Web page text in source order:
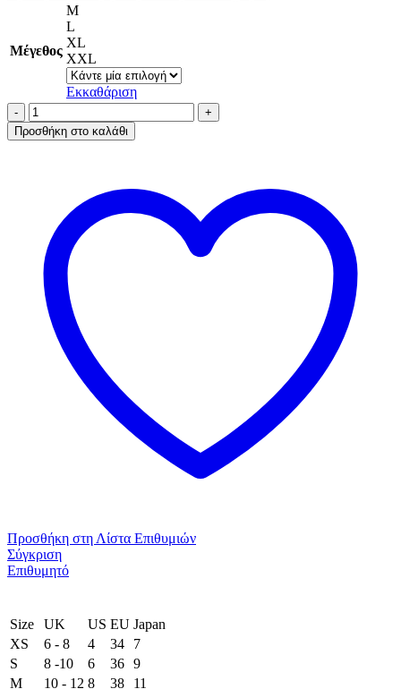
Μέγεθος
M
L
XL
XXL
Εκκαθάριση
Α.A
UNDERWEAR
Πιτζάμα
ποσότητα
Προσθήκη στο καλάθι
Προσθήκη στη Λίστα Επιθυμιών
Σύγκριση
Επιθυμητό
Size UK US EU Japan
XS
6 - 8 4 34
7
S
8 -10 6 36 9
M
10 - 12 8 38 11